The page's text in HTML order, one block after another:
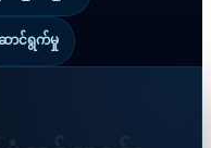
ာင်ရွက်မှု